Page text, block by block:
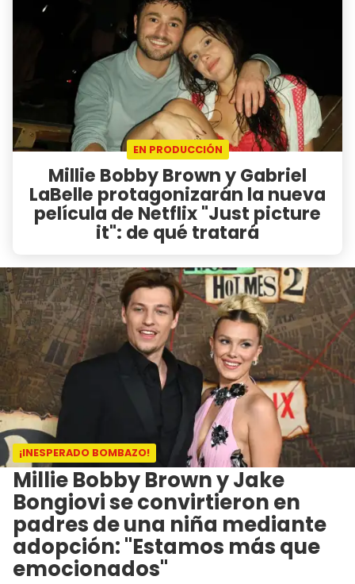
EN PRODUCCIÓN
Millie Bobby Brown y Gabriel
LaBelle protagonizarán la nueva
película de Netflix "Just picture
it": de qué tratará
¡INESPERADO BOMBAZO!
Millie Bobby Brown y Jake
Bongiovi se convirtieron en
padres de una niña mediante
adopción: "Estamos más que
emocionados"